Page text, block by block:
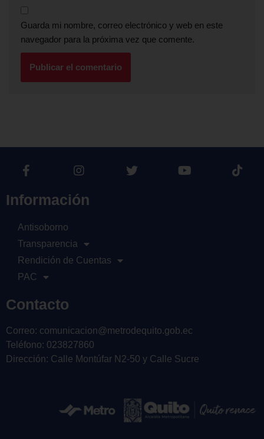
Guarda mi nombre, correo electrónico y web en este
navegador para la próxima vez que comente.
Información
Antisoborno
Transparencia
Rendición de Cuentas
PAC
Contacto
Correo: comunicacion@metrodequito.gob.ec
Teléfono: 023827860
Dirección: Calle Montúfar N2-50 y Calle Sucre